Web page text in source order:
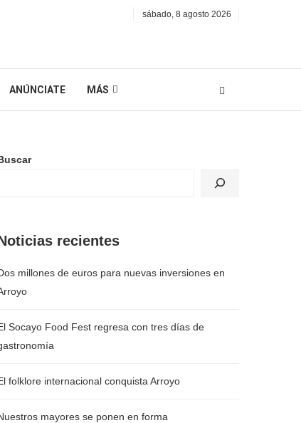
sábado, 8 agosto 2026
ANÚNCIATE MÁS
recientes
millones de euros para nuevas inversiones en
Socayo Food Fest regresa con tres días de
folklore internacional conquista Arroyo
mayores se ponen en forma